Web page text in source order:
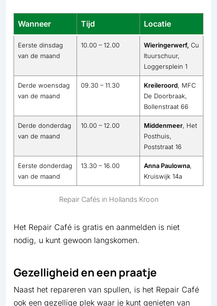
Wanneer Tijd Locatie
Eerste dinsdag
van de maand
10.00 – 12.00 Wieringerwerf, Cu
ltuurschuur,
Loggersplein 1
Derde woensdag
van de maand
09.30 – 11.30 Kreileroord, MFC
De Doorbraak,
Bollenstraat 66
Derde donderdag
van de maand
10.00 – 12.00 Middenmeer, Het
Posthuis,
Poststraat 16
Eerste donderdag
van de maand
13.30 – 16.00 Anna Paulowna,
Kruiswijk 14a
Repair Cafés in Hollands Kroon
Het Repair Café is gratis en aanmelden is niet
nodig, u kunt gewoon langskomen.
Gezelligheid en een praatje
Naast het repareren van spullen, is het Repair Café
ook een gezellige plek waar je kunt genieten van